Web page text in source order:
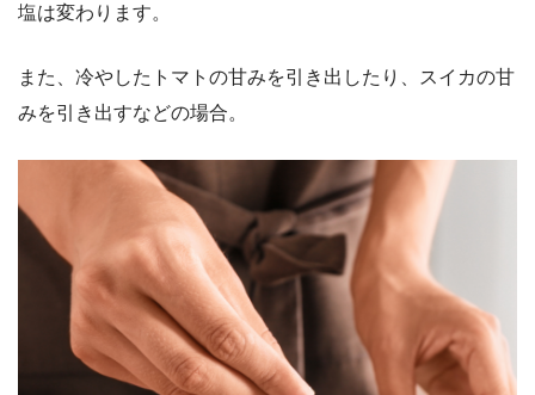
塩は変わります。
また、冷やしたトマトの甘みを引き出したり、スイカの甘
みを引き出すなどの場合。